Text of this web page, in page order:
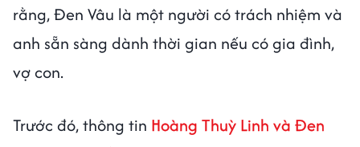
rằng, Đen Vâu là một người có trách nhiệm và
anh sẵn sàng dành thời gian nếu có gia đình,
vợ con.
Trước đó, thông tin Hoàng Thuỳ Linh và Đen